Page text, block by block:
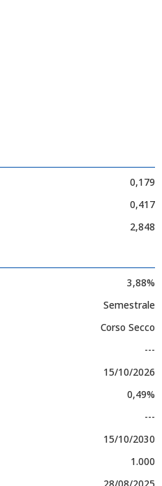
0,179
0,417
2,848
3,88%
Semestrale
Corso Secco
---
15/10/2026
0,49%
---
15/10/2030
1.000